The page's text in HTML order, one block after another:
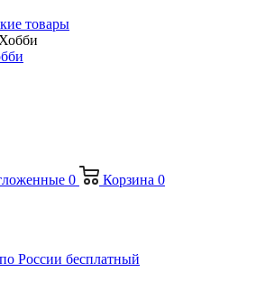
товары
0 Корзина 0
России бесплатный